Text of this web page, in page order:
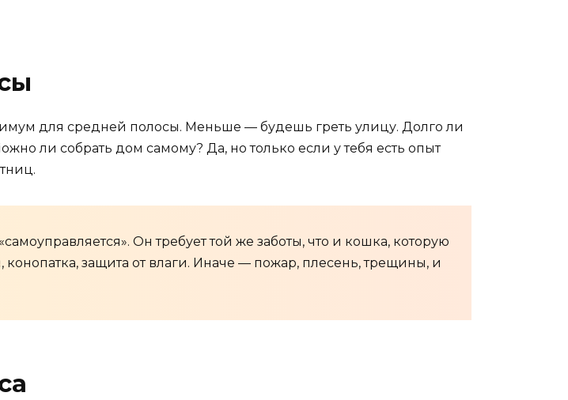
для средней полосы. Меньше — будешь греть улицу. Долго ли
ли собрать дом самому? Да, но только если у тебя есть опыт
Он требует той же заботы, что и кошка, которую
защита от влаги. Иначе — пожар, плесень, трещины, и